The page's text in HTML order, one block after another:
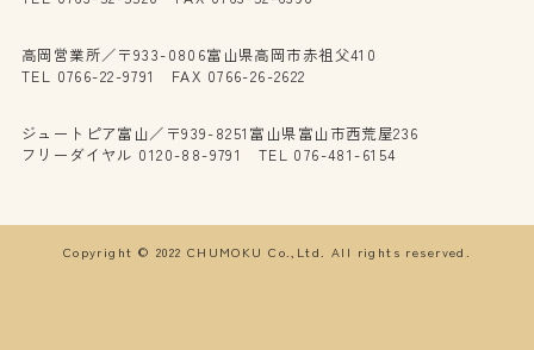
高岡営業所／〒933-0806富山県高岡市赤祖父410
TEL 0766-22-9791 FAX 0766-26-2622
ジュートピア富山／〒939-8251富山県富山市西荒屋236
フリーダイヤル 0120-88-9791 TEL 076-481-6154
Copyright © 2022 CHUMOKU Co.,Ltd. All rights reserved.